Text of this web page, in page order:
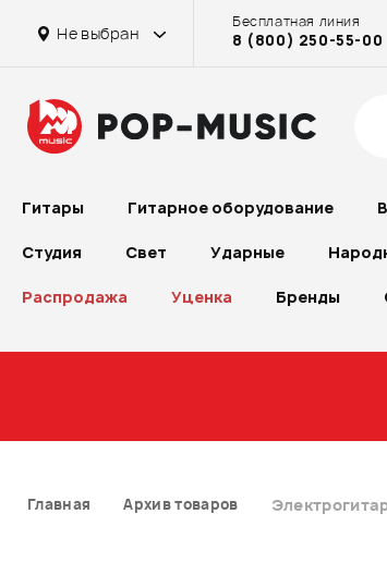
Не выбран
Бесплатная линия
8 (800) 250-55-00
Гитары Гитарное оборудование
Студия Свет Ударные
Распродажа Уценка Бренды
Главная Архив товаров